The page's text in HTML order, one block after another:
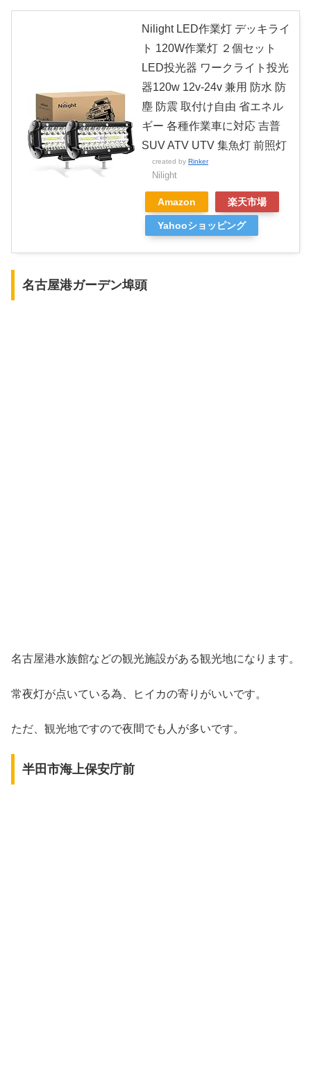
Nilight LED作業灯 デッキライ
ト 120W作業灯 ２個セット
LED投光器 ワークライト投光
器120w 12v-24v 兼用 防水 防
塵 防震 取付け自由 省エネル
ギー 各種作業車に対応 吉普
SUV ATV UTV 集魚灯 前照灯
created by Rinker
Nilight
Amazon 楽天市場
Yahooショッピング
名古屋港ガーデン埠頭
名古屋港水族館などの観光施設がある観光地になります。
常夜灯が点いている為、ヒイカの寄りがいいです。
ただ、観光地ですので夜間でも人が多いです。
半田市海上保安庁前